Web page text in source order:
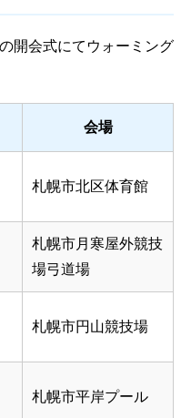
開会式にてウォーミング
会場
札幌市北区体育館
札幌市月寒屋外競技
場弓道場
札幌市円山競技場
札幌市平岸プール